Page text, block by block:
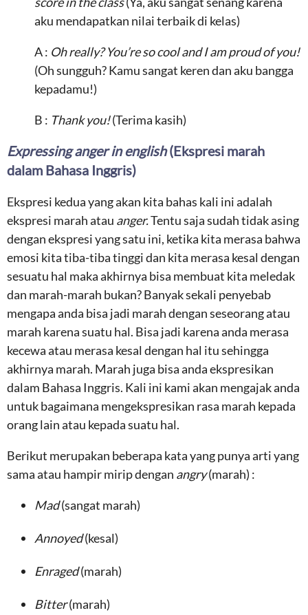
aku mendapatkan nilai terbaik di kelas)
A : Oh really? You’re so cool and I am proud of you!
(Oh sungguh? Kamu sangat keren dan aku bangga
kepadamu!)
B : Thank you!(Terima kasih)
Expressing anger in english(Ekspresi marah
dalam Bahasa Inggris)
Ekspresi kedua yang akan kita bahas kali ini adalah
ekspresi marah atau anger.Tentu saja sudah tidak asing
dengan ekspresi yang satu ini, ketika kita merasa bahwa
emosi kita tiba-tiba tinggi dan kita merasa kesal dengan
sesuatu hal maka akhirnya bisa membuat kita meledak
dan marah-marah bukan? Banyak sekali penyebab
mengapa anda bisa jadi marah dengan seseorang atau
marah karena suatu hal. Bisa jadi karena anda merasa
kecewa atau merasa kesal dengan hal itu sehingga
akhirnya marah. Marah juga bisa anda ekspresikan
dalam Bahasa Inggris. Kali ini kami akan mengajak anda
untuk bagaimana mengekspresikan rasa marah kepada
orang lain atau kepada suatu hal.
Berikut merupakan beberapa kata yang punya arti yang
sama atau hampir mirip dengan angry(marah) :
Mad(sangat marah)
Annoyed(kesal)
Enraged(marah)
Bitter(marah)